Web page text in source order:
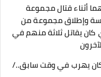
أثناء قتال مجموعة
وإطلاق مجموعة من
كان يقاتل ثلاثة منهم في
يهرب في وقت سابق../